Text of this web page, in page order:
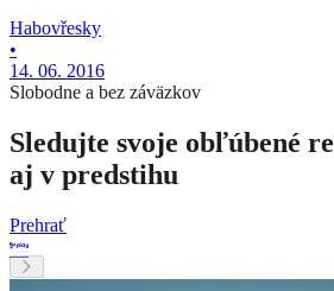
Habovřesky
•
14. 06. 2016
Slobodne a bez záväzkov
Sledujte svoje obľúbené
aj v predstihu
Prehrať